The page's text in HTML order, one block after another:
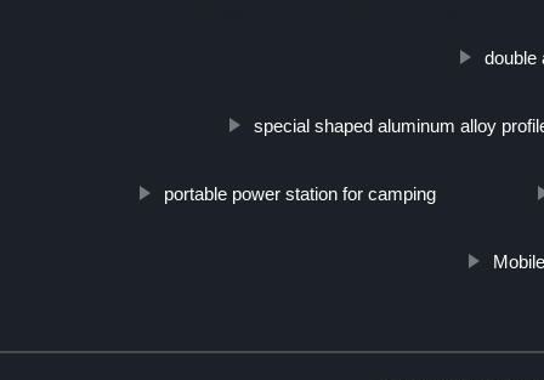
double
special shaped aluminum alloy
portable power station for camping